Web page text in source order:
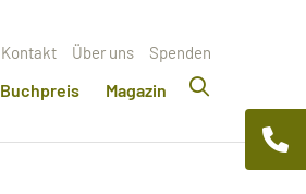
Kontakt Über uns Spenden
Buchpreis Magazin